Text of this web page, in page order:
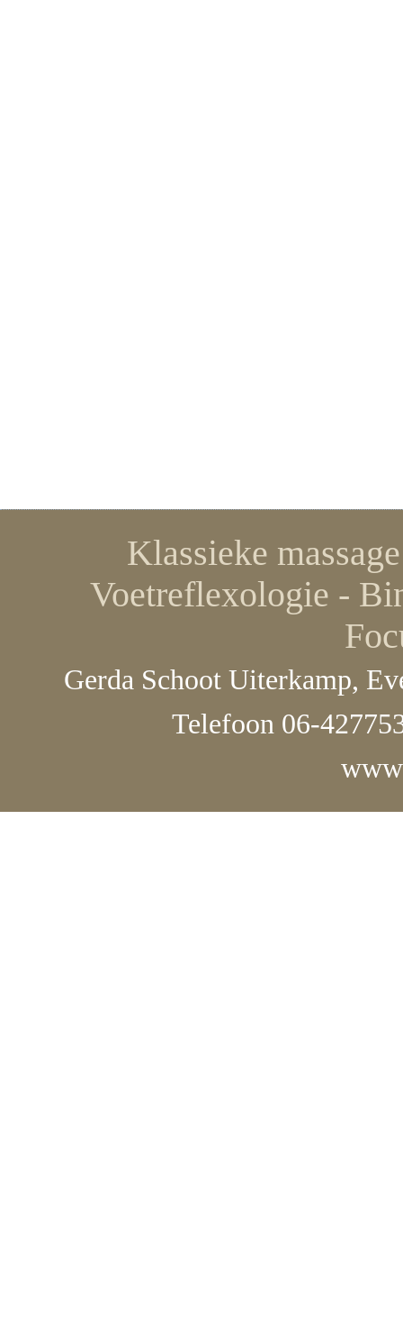
Klassieke
Voetreflexologie -
Gerda Schoot Uiterkamp,
Telefoon 06-